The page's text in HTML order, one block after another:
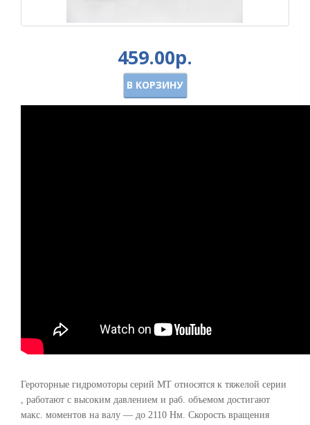
459.00р.
В КОРЗИНУ
Героторные гидромоторы серий MT относятся к тяжелой серии
, работают с высоким давлением и раб. объемом достигают
макс. моментов на валу — до 2110 Нм. Скорость вращения